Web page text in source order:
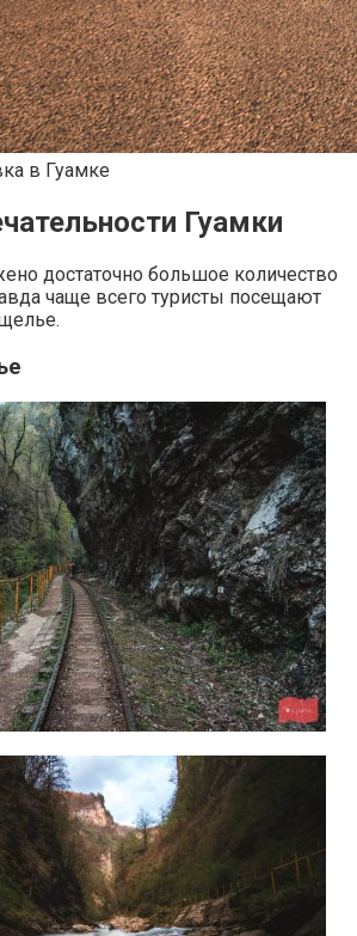
в Гуамке
Гуамки
достаточно большое количество
чаще всего туристы посещают